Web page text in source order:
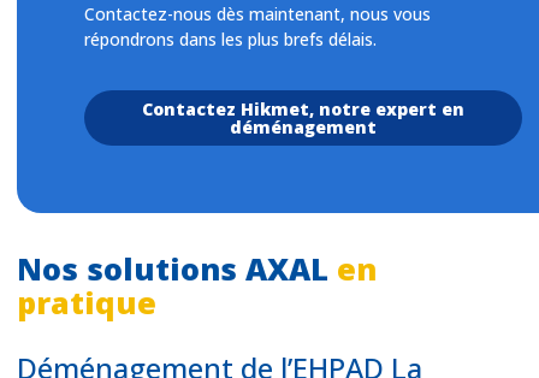
Contactez-nous dès maintenant, nous vous
répondrons dans les plus brefs délais.
Contactez Hikmet, notre expert en
déménagement
Nos solutions AXAL en
pratique
Déménagement de l’EHPAD La